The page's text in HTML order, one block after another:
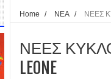
Home / ΝΕΑ / ΝΕΕΣ
ΝΕΕΣ
LEONE